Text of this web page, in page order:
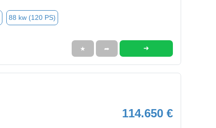
88 kw (120 PS)
★ ➦ ➜
114.650 €